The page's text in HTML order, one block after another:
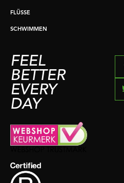
FLÜSSE
SCHWIMMEN
FEEL
BETTER
EVERY
DAY